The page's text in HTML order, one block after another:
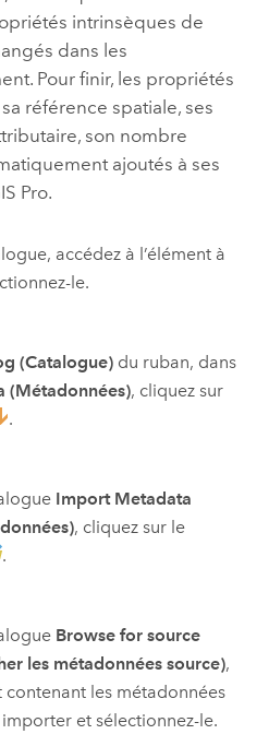
intrinsèques de
dans les
Pour finir, les propriétés
référence spatiale, ses
son nombre
ajoutés à ses
Pro.
accédez à l’élément à
le.
(Catalogue)du ruban, dans
(Métadonnées), cliquez sur
.
Import Metadata
, cliquez sur le
.
Browse for source
les métadonnées source),
contenant les métadonnées
et sélectionnez-le.